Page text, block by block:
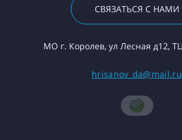
СВЯЗАТЬСЯ С НАМИ
МО г. Королев, ул Лесная д12,
hrisanov_da@mail.ru